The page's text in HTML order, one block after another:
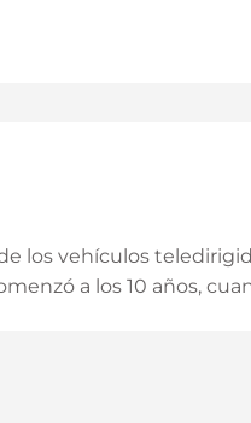
los vehículos
a los 10 años,